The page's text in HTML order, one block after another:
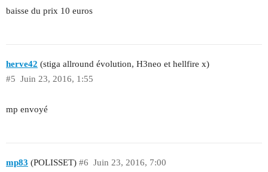
baisse du prix 10 euros
herve42 (stiga allround évolution, H3neo et hellfire x)
Juin 23, 2016, 1:55
#5
mp envoyé
mp83 (POLISSET) Juin 23, 2016, 7:00
#6